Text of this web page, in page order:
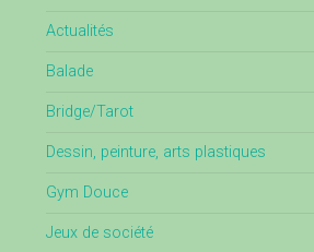
Actualités
Balade
Bridge/Tarot
Dessin, peinture, arts plastiques
Gym Douce
Jeux de société